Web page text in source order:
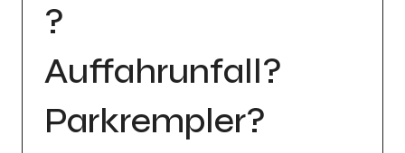
?
Auffahrunfall?
Parkrempler?